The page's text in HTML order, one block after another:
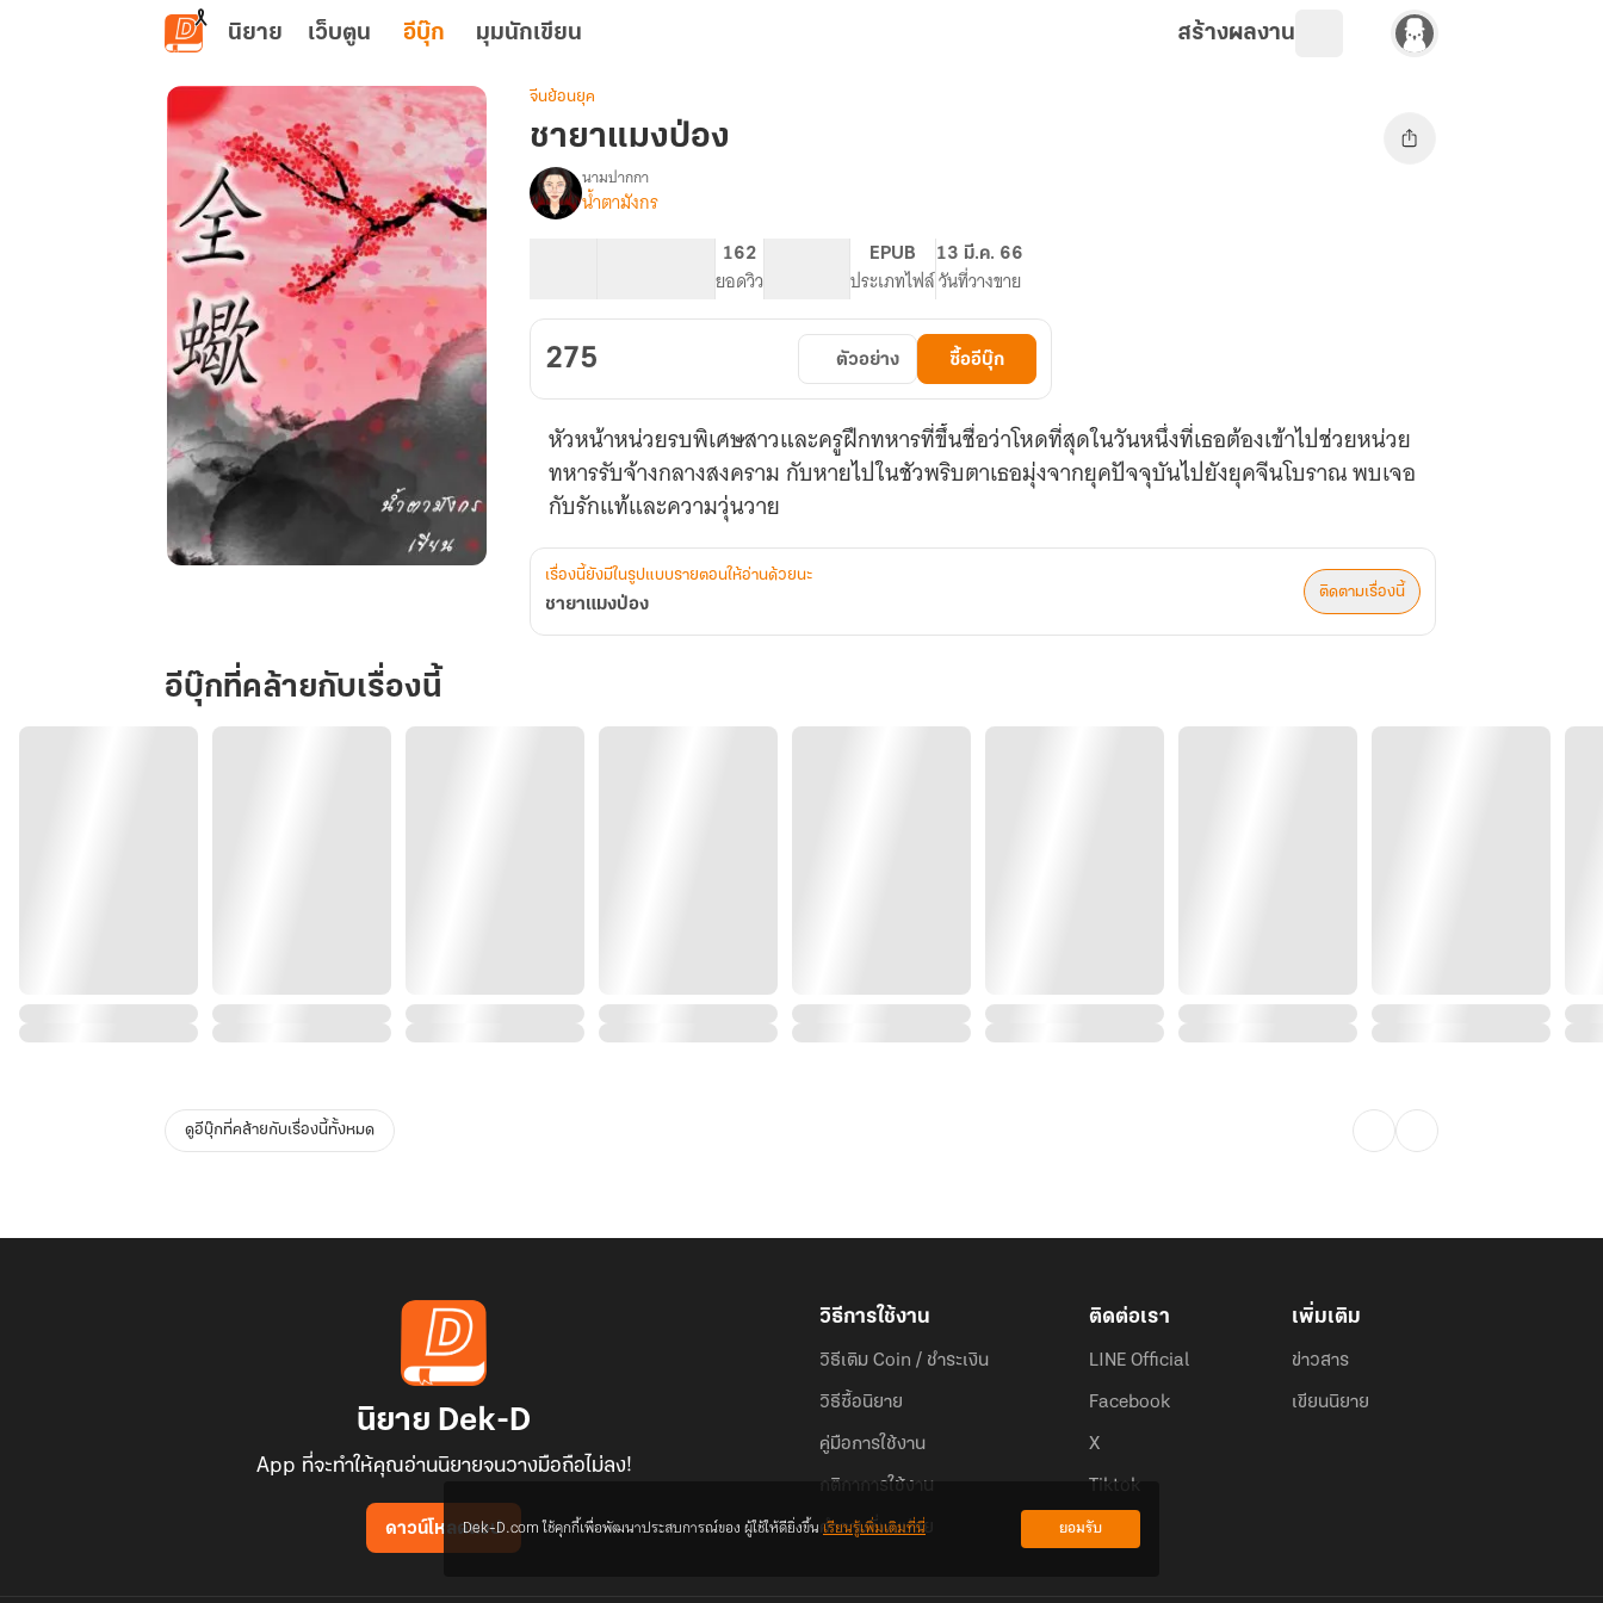
ข้ามไปยังเนื้อหาหลัก
นิยาย เว็บตูน อีบุ๊ก มุมนักเขียน สร้างผลงาน
จีนย้อนยุค
ชายาแมงป่อง
เรื่อง
ชายา
นามปากกา
น้ำตามังกร
162
ยอดวิว
EPUB
ประเภทไฟล์
13 มี.ค. 66
วันที่วางขาย
275 ตัวอย่าง ซื้ออีบุ๊ก
หัวหน้าหน่วยรบพิเศษสาวและครูฝึกทหารที่ขึ้นชื่อว่าโหดที่สุดในวันหนึ่งที่เธอต้องเข้าไปช่วยหน่วย
ทหารรับจ้างกลางสงคราม กับหายไปในชัวพริบตาเธอมุ่งจากยุคปัจจุบันไปยังยุคจีนโบราณ พบเจอ
กับรักแท้และความวุ่นวาย
เรื่องนี้ยังมีในรูปแบบรายตอนให้อ่านด้วยนะ
ชายาแมงป่อง
ติดตามเรื่องนี้
อีบุ๊กที่คล้ายกับเรื่องนี้
ดูอีบุ๊กที่คล้ายกับเรื่องนี้ทั้งหมด
นิยาย Dek-D
App ที่จะทำให้คุณอ่านนิยายจนวางมือถือไม่ลง!
ดาวน์โหลดแอป
วิธีการใช้งาน
วิธีเติม Coin / ชำระเงิน
วิธีซื้อนิยาย
คู่มือการใช้งาน
กติกาการใช้งาน
คำถามที่พบบ่อย
ติดต่อเรา
LINE Official
Facebook
X
Tiktok
เพิ่มเติม
ข่าวสาร
เขียนนิยาย
Dek-D.com ใช้คุกกี้เพื่อพัฒนาประสบการณ์ของ ผู้ใช้ให้ดียิ่งขึ้นเรียนรู้เพิ่มเติมที่นี่ ยอมรับ